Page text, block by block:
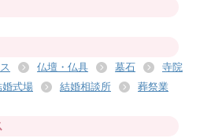
仏壇・仏具 墓石
寺院
婚式場 結婚相談所
葬祭業